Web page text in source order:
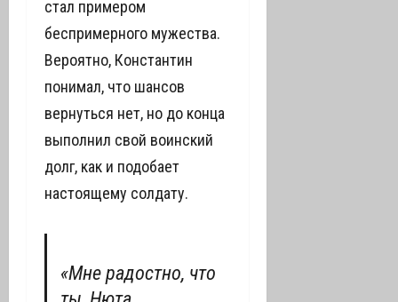
стал примером
беспримерного мужества.
Вероятно, Константин
понимал, что шансов
вернуться нет, но до конца
выполнил свой воинский
долг, как и подобает
настоящему солдату.
«Мне радостно, что